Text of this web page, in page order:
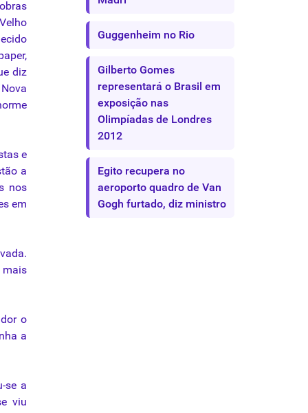
diz
e
a
nos
em
o
a
se a
viu
Guggenheim no Rio
Gilberto Gomes
representará o Brasil em
exposição nas
Olimpíadas de Londres
2012
Egito recupera no
aeroporto quadro de Van
Gogh furtado, diz ministro